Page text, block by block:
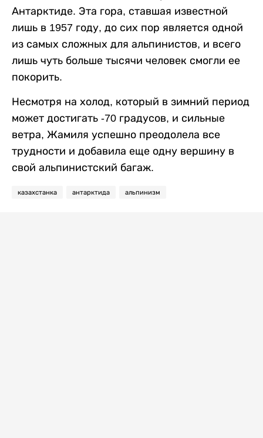
Антарктиде. Эта гора, ставшая известной
лишь в 1957 году, до сих пор является одной
из самых сложных для альпинистов, и всего
лишь чуть больше тысячи человек смогли ее
покорить.
Несмотря на холод, который в зимний период
может достигать -70 градусов, и сильные
ветра, Жамиля успешно преодолела все
трудности и добавила еще одну вершину в
свой альпинистский багаж.
казахстанка антарктида альпинизм